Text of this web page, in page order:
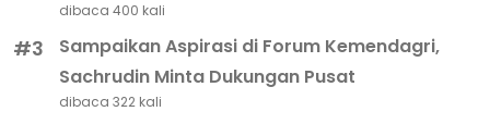
dibaca 400 kali
#3
Sampaikan Aspirasi di Forum Kemendagri,
Sachrudin Minta Dukungan Pusat
dibaca 322 kali